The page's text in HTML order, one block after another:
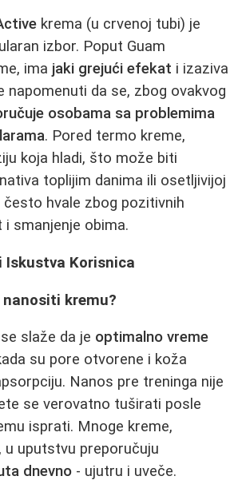
krema (u crvenoj tubi) je
izbor. Poput Guam
ima jaki grejući efekat i izaziva
napomenuti da se, zbog ovakvog
osobama sa problemima
. Pored termo kreme,
koja hladi, što može biti
toplijim danima ili osetljivijoj
često hvale zbog pozitivnih
smanjenje obima.
Iskustva Korisnica
kremu?
slaže da je optimalno vreme
su pore otvorene i koža
Nanos pre treninga nije
se verovatno tuširati posle
isprati. Mnoge kreme,
u uputstvu preporučuju
dnevno - ujutru i uveče.